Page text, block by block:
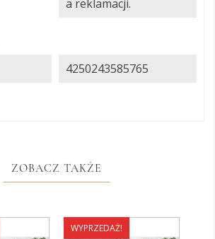
a reklamacji.
4250243585765
ZOBACZ TAKŻE
WYPRZEDAŻ!